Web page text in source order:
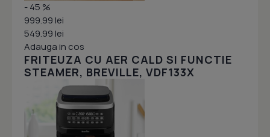
- 45 %
999.99 lei
549.99 lei
Adauga in cos
FRITEUZA CU AER CALD SI FUNCTIE
STEAMER, BREVILLE, VDF133X